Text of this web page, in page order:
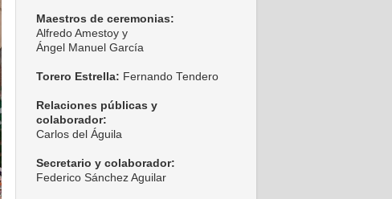
Maestros de ceremonias:
Alfredo Amestoy y
Ángel Manuel García
Torero Estrella: Fernando Tendero
Relaciones públicas y
colaborador:
Carlos del Águila
Secretario y colaborador:
Federico Sánchez Aguilar